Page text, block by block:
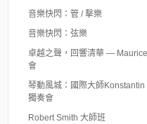
音樂快閃：管 / 擊樂
音樂快閃：弦樂
卓越之聲，回響清華 —
會
琴動風城：國際大師
獨奏會
Robert Smith 大師班